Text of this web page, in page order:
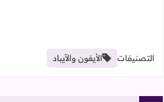
التصنيفات الأيفون والآيباد